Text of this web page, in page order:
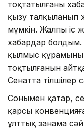
тоқтатылғаны
қызу талқыланып
мүмкін. Жалпы іс
хабардар болдым.
қылмыс
тоқтылғанын
Сенатта
Сонымен қатар,
қарсы
ұлттық заңнама